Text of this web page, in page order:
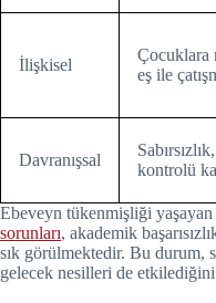
İlişkisel
Çocuklara
eş ile
Davranışsal
Sabırsızlık,
kontrolü
Ebeveyn tükenmişliği yaşayan
sorunları, akademik
sık görülmektedir. Bu durum,
gelecek nesilleri de